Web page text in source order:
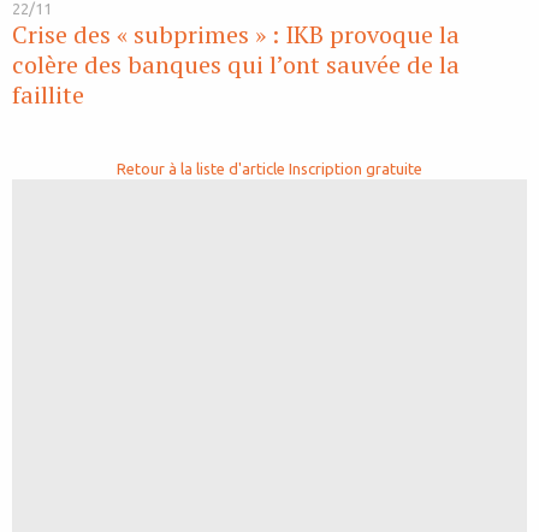
22/11
Crise des « subprimes » : IKB provoque la
colère des banques qui l’ont sauvée de la
faillite
Retour à la liste d'article Inscription gratuite